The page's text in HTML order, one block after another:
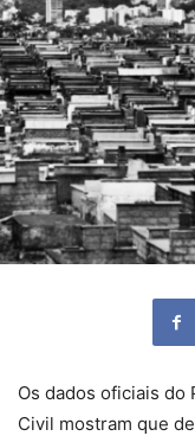
Os dados oficiais do
Civil mostram que